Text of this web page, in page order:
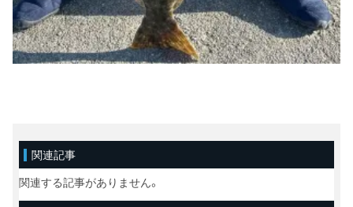
関連記事
関連する記事がありません。